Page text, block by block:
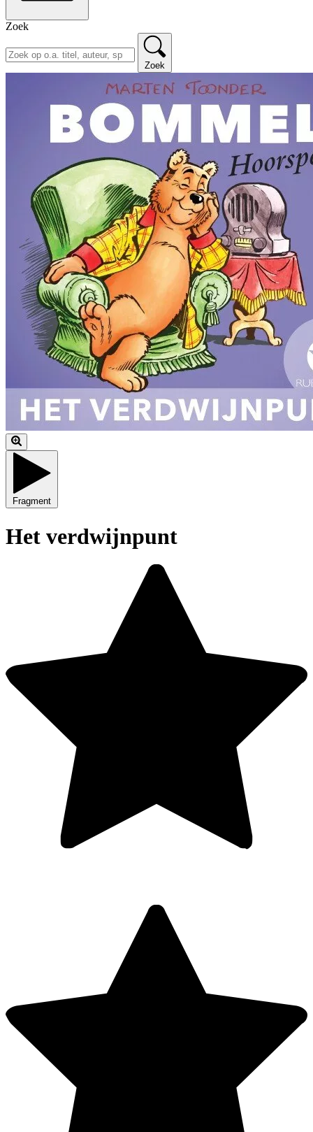
Zoek
Zoek
Fragment
Het verdwijnpunt